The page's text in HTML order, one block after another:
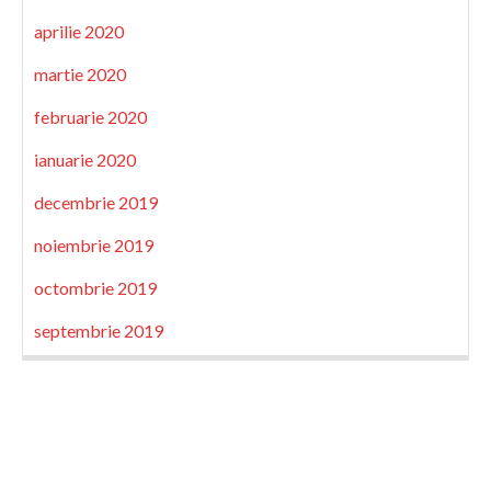
aprilie 2020
martie 2020
februarie 2020
ianuarie 2020
decembrie 2019
noiembrie 2019
octombrie 2019
septembrie 2019